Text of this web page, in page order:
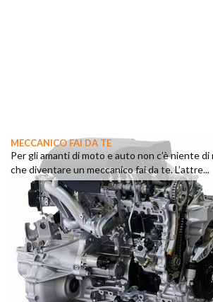
MECCANICO FAI DA TE
Per gli amanti di moto e auto non c’è niente di
che diventare un meccanico fai da te. L’attre...